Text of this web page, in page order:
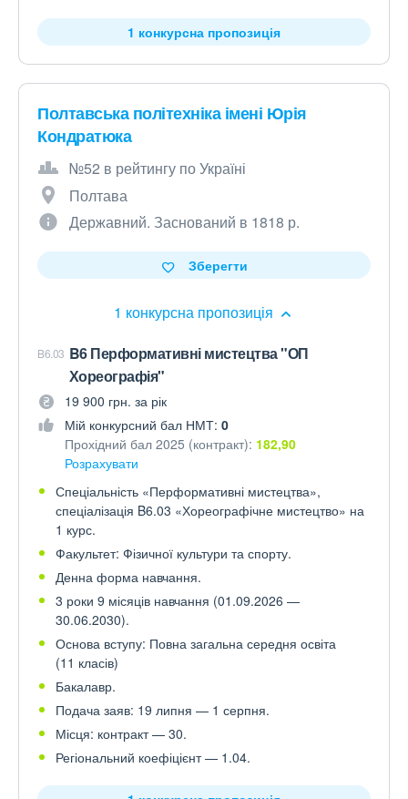
1 конкурсна пропозиція
Полтавська політехніка імені Юрія
Кондратюка
№52 в рейтингу по Україні
Полтава
Державний. Заснований в 1818 р.
1 конкурсна пропозиція
Зберегти
B6.03 B6 Перформативні мистецтва "ОП
Хореографія"
19 900 грн. за рік
Мій конкурсний бал НМТ: 0
Прохідний бал 2025 (контракт): 182,90
Розрахувати
Спеціальність «Перформативні мистецтва»,
спеціалізація B6.03 «Хореографічне мистецтво» на
1 курс.
Факультет: Фізичної культури та спорту.
Денна форма навчання.
3 роки 9 місяців навчання (01.09.2026 —
30.06.2030).
Основа вступу: Повна загальна середня освіта
(11 класів)
Бакалавр.
Подача заяв: 19 липня — 1 серпня.
Місця: контракт — 30.
Регіональний коефіцієнт — 1.04.